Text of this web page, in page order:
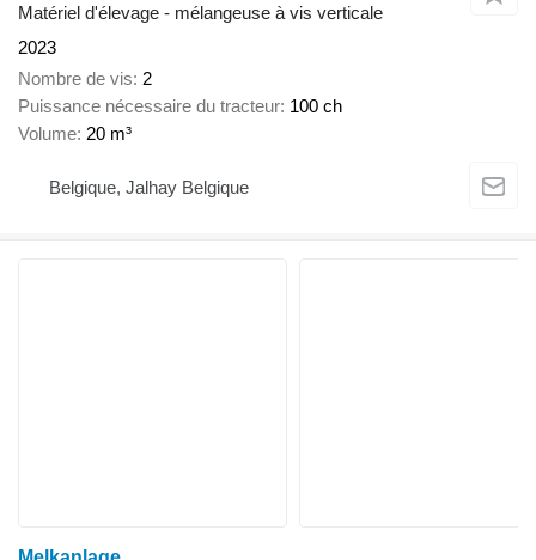
Matériel d'élevage - mélangeuse à vis verticale
2023
Nombre de vis 2
Puissance nécessaire du tracteur 100 ch
Volume 20 m³
Belgique, Jalhay Belgique